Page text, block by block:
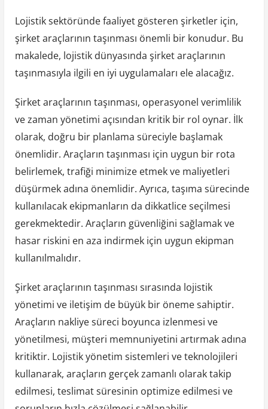
Lojistik sektöründe faaliyet gösteren şirketler için,
şirket araçlarının taşınması önemli bir konudur. Bu
makalede, lojistik dünyasında şirket araçlarının
taşınmasıyla ilgili en iyi uygulamaları ele alacağız.
Şirket araçlarının taşınması, operasyonel verimlilik
ve zaman yönetimi açısından kritik bir rol oynar. İlk
olarak, doğru bir planlama süreciyle başlamak
önemlidir. Araçların taşınması için uygun bir rota
belirlemek, trafiği minimize etmek ve maliyetleri
düşürmek adına önemlidir. Ayrıca, taşıma sürecinde
kullanılacak ekipmanların da dikkatlice seçilmesi
gerekmektedir. Araçların güvenliğini sağlamak ve
hasar riskini en aza indirmek için uygun ekipman
kullanılmalıdır.
Şirket araçlarının taşınması sırasında lojistik
yönetimi ve iletişim de büyük bir öneme sahiptir.
Araçların nakliye süreci boyunca izlenmesi ve
yönetilmesi, müşteri memnuniyetini artırmak adına
kritiktir. Lojistik yönetim sistemleri ve teknolojileri
kullanarak, araçların gerçek zamanlı olarak takip
edilmesi, teslimat süresinin optimize edilmesi ve